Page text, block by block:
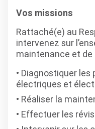
Vos missions
Rattaché(e) au
intervenez sur
maintenance et de
Diagnostiquer les
électriques et
Réaliser la
Effectuer les